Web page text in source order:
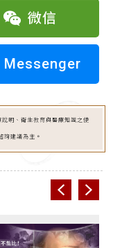
微信
Messenger
明、衛生教育與醫療知識之使
詢建議為主。